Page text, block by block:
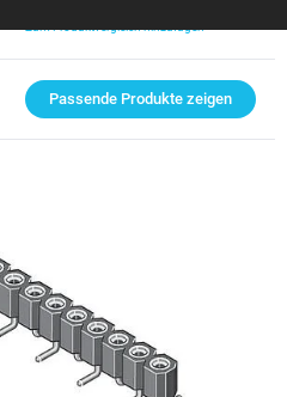
Passende Produkte zeigen